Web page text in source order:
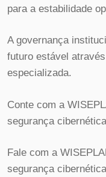
para a estabilidade
A governança
futuro estável
especializada.
Conte com a
segurança
Fale com a
segurança